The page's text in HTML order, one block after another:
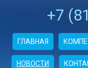
+7
ГЛАВНАЯ
НОВОСТИ